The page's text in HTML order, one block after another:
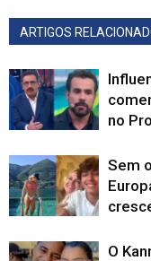
ARTIGOS
no
Sem
O